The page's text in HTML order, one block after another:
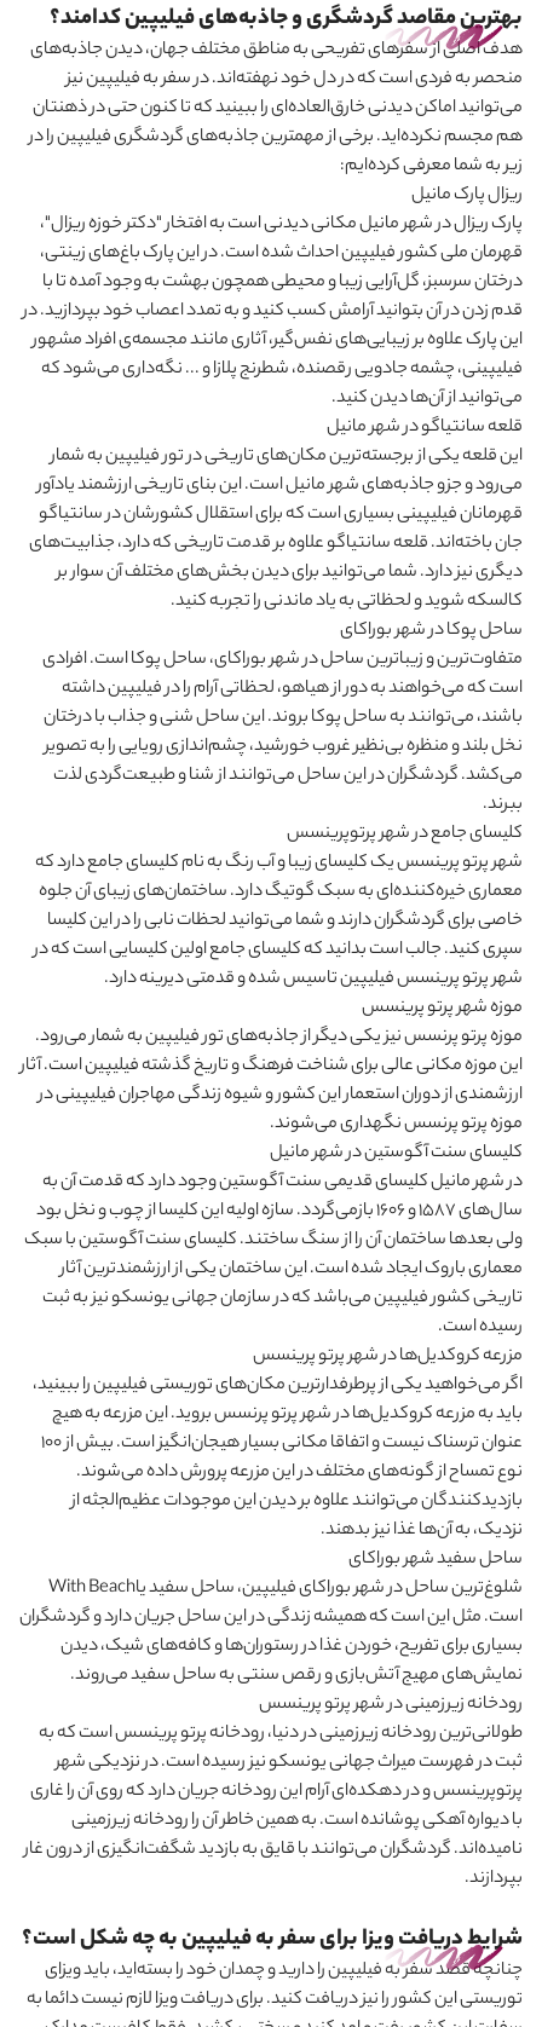
بهترین مقاصد گردشگری و جاذبه‌های فیلیپین کدامند؟
‌هدف اصلی از سفرهای تفریحی به مناطق مختلف جهان، دیدن جاذبه‌های
منحصر به فردی است که در دل خود نهفته‌اند. در سفر به فیلیپین نیز
میتوانید اماکن دیدنی خارقالعادهای را ببینید که تا کنون حتی در ذهنتان
هم مجسم نکرده‌اید. برخی از مهمترین جاذبه‌های گردشگری فیلیپین را در
زیر به شما معرفی کرده‌ایم:
ریزال پارک مانیل
پارک ریزال در شهر مانیل مکانی دیدنی است به افتخار "دکتر خوزه ریزال"،
قهرمان ملی کشور فیلیپین احداث شده است. در این پارک باغ‌های زینتی،
درختان سرسبز، گل‌آرایی زیبا و محیطی همچون بهشت به وجود آمده تا با
قدم زدن در آن بتوانید آرامش کسب کنید و به تمدد اعصاب خود بپردازید. در
این پارک علاوه بر زیبایی‌های نفس‌گیر، آثاری مانند مجسمه‌ی افراد مشهور
فیلیپینی، چشمه جادویی رقصنده، شطرنج پلازا و ... نگه‌‌داری میشود که
میتوانید از آن‌ها دیدن کنید.
قلعه سانتیاگو در شهر مانیل
این قلعه یکی از برجسته‌ترین مکان‌های تاریخی در تور فیلیپین به شمار
میرود و جزو جاذبه‌های شهر مانیل است. این بنای تاریخی ارزشمند یادآور
قهرمانان فیلیپینی بسیاری است که برای استقلال کشورشان در سانتیاگو
جان باخته‌اند. قلعه سانتیاگو علاوه بر قدمت تاریخی که دارد، جذابیت‌های
دیگری نیز دارد. شما میتوانید برای دیدن بخش‌های مختلف آن سوار بر
کالسکه شوید و لحظاتی به یاد ماندنی را تجربه کنید.
ساحل پوکا در شهر بوراکای
متفاوت‌ترین و زیباترین ساحل در شهر بوراکای، ساحل پوکا است. افرادی
است که می‌خواهند به دور از هیاهو، لحظاتی آرام را در فیلیپین داشته
باشند، میتوانند به ساحل پوکا بروند. این ساحل شنی و جذاب با درختان
نخل بلند و منظره بی‌نظیر غروب خورشید، چشم‌اندازی رویایی را به تصویر
می‌کشد. گردشگران در این ساحل می‌توانند از شنا و طبیعت‌گردی لذت
ببرند.
کلیسای جامع در شهر پرتوپرینسس
شهر پرتو پرینسس یک کلیسای زیبا و آب رنگ به نام کلیسای جامع دارد که
معماری خیره‌کننده‌ای به سبک گوتیگ دارد. ساختمان‌های زیبای آن جلوه
خاصی برای گردشگران دارند و شما میتوانید لحظات نابی را در این کلیسا
سپری کنید. جالب است بدانید که کلیسای جامع اولین کلیسایی است که در
شهر پرتو پرینسس فیلیپین تاسیس شده و قدمتی دیرینه دارد.
موزه شهر پرتو پرینسس
موزه پرتو پرنسس نیز یکی دیگر از جاذبه‌های تور فیلیپین به شمار میرود.
این موزه مکانی عالی برای شناخت فرهنگ و تاریخ گذشته فیلیپین است. آثار
ارزشمندی از دوران استعمار این کشور و شیوه زندگی مهاجران فیلیپینی در
موزه پرتو پرنسس نگهداری میشوند.
کلیسای سنت آگوستین در شهر مانیل
در شهر مانیل کلیسای قدیمی سنت آگوستین وجود دارد که قدمت آن به
سال‌های 1587 و 1606 بازمی
گردد. سازه اولیه این کلیسا از چوب و نخل بود
ولی بعدها ساختمان آن را از سنگ ساختند. کلیسای سنت آگوستین با سبک
معماری باروک ایجاد شده است. این ساختمان یکی از ارزشمندترین آثار
تاریخی کشور فیلیپین میباشد که در سازمان جهانی یونسکو نیز به ثبت
رسیده است.
مزرعه کروکدیل‌ها در شهر پرتو پرینسس
اگر میخواهید یکی از پرطرفدارترین مکان‌های توریستی فیلیپین را ببینید،
باید به مزرعه کروکدیل‌ها در شهر پرتو پرنسس بروید. این مزرعه به هیچ
عنوان ترسناک نیست و اتفاقا مکانی بسیار هیجان‌انگیز است. بیش از 100
نوع تمساح از گونه‌های مختلف در این مزرعه پرورش داده می‌شوند.
بازدیدکنندگان می‌توانند علاوه بر دیدن این موجودات عظیم‌الجثه از
نزدیک، به آن‌ها غذا نیز بدهند.
ساحل سفید شهر بوراکای
شلوغ‌ترین ساحل در شهر بوراکای فیلیپین، ساحل سفید یاWith Beach
است. مثل این است که همیشه زندگی در این ساحل جریان دارد و گردشگران
بسیاری برای تفریح، خوردن غذا در رستوران‌ها و کافه‌های شیک، دیدن
نمایش‌های مهیج آتش‌بازی و رقص سنتی به ساحل سفید میروند.
رودخانه زیرزمینی در شهر پرتو پرینسس
طولانی‌ترین رودخانه زیرزمینی در دنیا، رودخانه پرتو پرینسس است که به
ثبت در فهرست میراث جهانی یونسکو نیز رسیده است. در نزدیکی شهر
پرتوپرینسس و در دهکده‌ای آرام این رودخانه جریان دارد که روی آن را غاری
با دیواره آهکی پوشانده است. به همین خاطر آن را رودخانه زیرزمینی
نامیده‌اند. گردشگران می‌توانند با قایق به بازدید شگفت‌انگیزی از درون غار
بپردازند.
شرایط دریافت ویزا برای سفر به فیلیپین به چه شکل است؟
چنانچه قصد سفر به فیلیپین را دارید و چمدان خود را بسته‌اید، باید ویزای
توریستی این کشور را نیز دریافت کنید. برای دریافت ویزا لازم نیست دائما به